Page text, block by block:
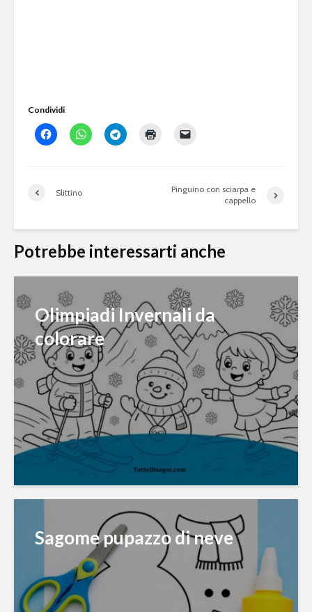
Condividi
Slittino
Pinguino con sciarpa e
cappello
Potrebbe interessarti anche
Olimpiadi Invernali da
colorare
Sagome pupazzo di neve